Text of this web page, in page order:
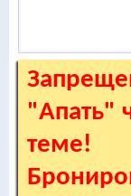
"Апать"
теме!